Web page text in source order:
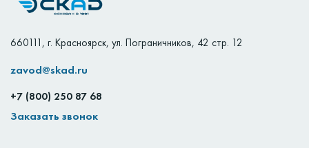
660111 , г. Красноярск, ул. Пограничников, 42 стр. 12
zavod@skad.ru
+7 (800) 250 87 68
Заказать звонок